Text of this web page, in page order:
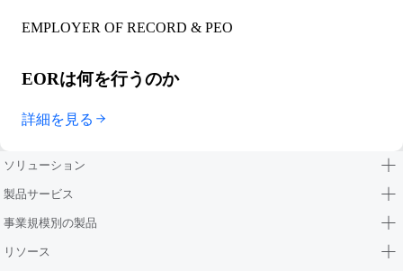
EMPLOYER OF RECORD & PEO
EORは何を行うのか
詳細を見る
ソリューション
製品サービス
事業規模別の製品
リソース